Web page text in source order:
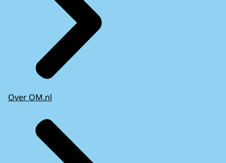
Over OM.nl